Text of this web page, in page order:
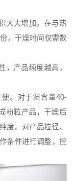
大大增加，在与热
，干燥时间仅需数
，产品纯度越高，
。对于湿含量40-
粉粒产品，干燥后
度。对产品粒径、
条件进行调整，控